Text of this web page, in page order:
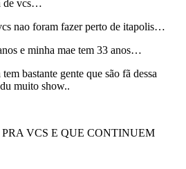
de vcs…
nao foram fazer perto de itapolis…
e minha mae tem 33 anos…
bastante gente que são fã dessa
muito show..
VCS E QUE CONTINUEM